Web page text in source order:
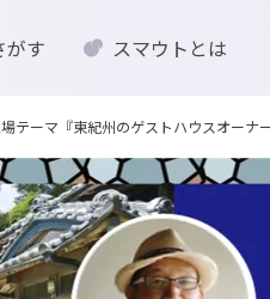
がす スマウトとは
テーマ『東紀州のゲストハウスオーナ